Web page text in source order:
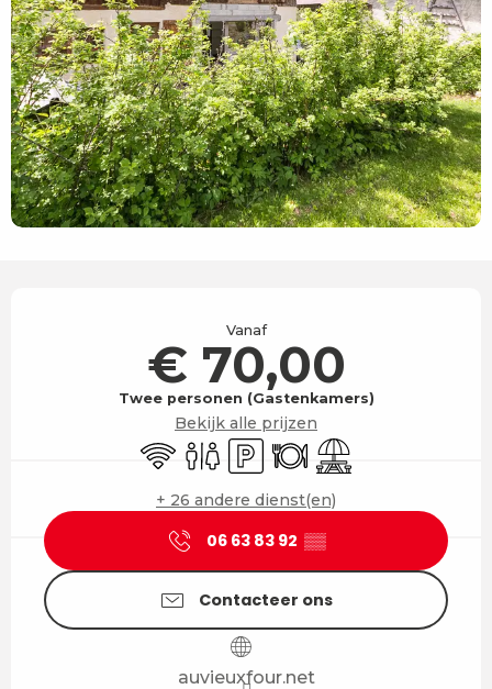
Vanaf
€ 70,00
Twee personen (Gastenkamers)
Bekijk alle prijzen
Wifi ToilettenParkeerplaats
RestaurantPicknickplaats
+ 26 andere dienst(en)
06 63 83 92 ▒▒
Contacteer ons
auvieuxfour.net